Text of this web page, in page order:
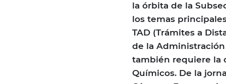
la órbita de la
los temas
TAD (Trámites a
de la
también requiere la
Químicos. De la